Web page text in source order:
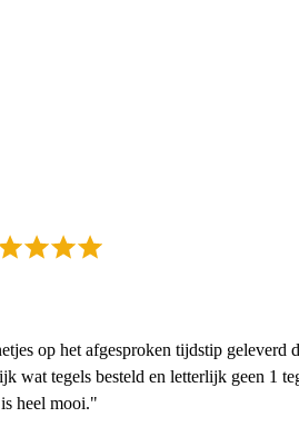
op het afgesproken tijdstip geleverd
wat tegels besteld en letterlijk geen 1
heel mooi."